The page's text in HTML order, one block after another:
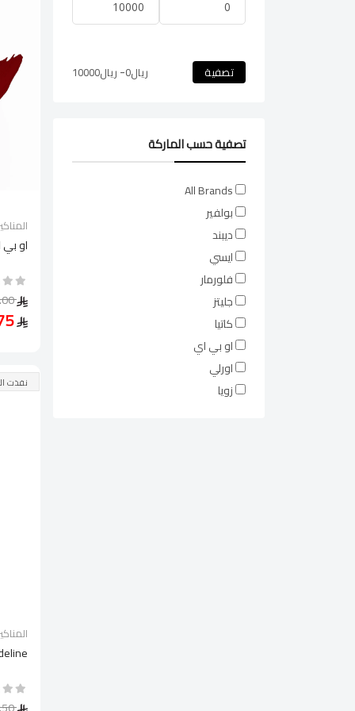
او
81.00
60.75
نفذت
تصفية ريال0
- ريال10000
تصفية حسب الماركة
All Brands
بولفير
ديبند
ايسي
فلورمار
جليتز
كاتيا
او بي اي
اورلي
زويا